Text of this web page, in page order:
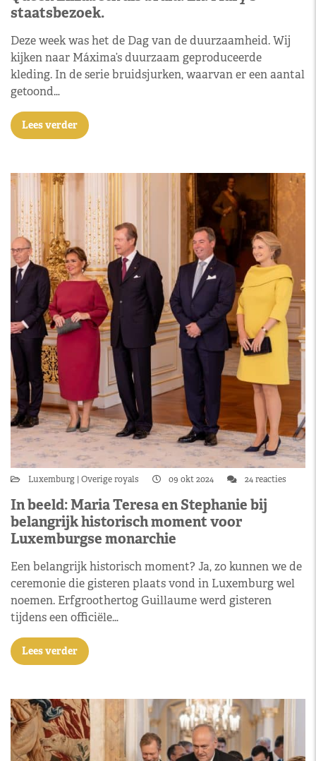
staatsbezoek.
Deze week was het de Dag van de duurzaamheid. Wij
kijken naar Máxima’s duurzaam geproduceerde
kleding. In de serie bruidsjurken, waarvan er een aantal
getoond…
Lees verder
Luxemburg Overige royals 09 okt 2024 24 reacties
In beeld: Maria Teresa en Stephanie bij
belangrijk historisch moment voor
Luxemburgse monarchie
Een belangrijk historisch moment? Ja, zo kunnen we de
ceremonie die gisteren plaats vond in Luxemburg wel
noemen. Erfgroothertog Guillaume werd gisteren
tijdens een officiële…
Lees verder